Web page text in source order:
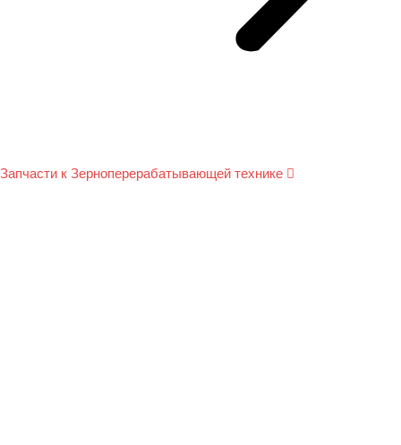
Запчасти к Зерноперерабатывающей технике